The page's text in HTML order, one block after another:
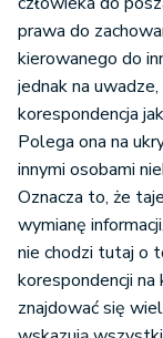
prawa do
kierowanego do
jednak na
korespondencja
Polega ona na
innymi osobami
Oznacza to, że
wymianę
nie chodzi tutaj o
korespondencji
znajdować się